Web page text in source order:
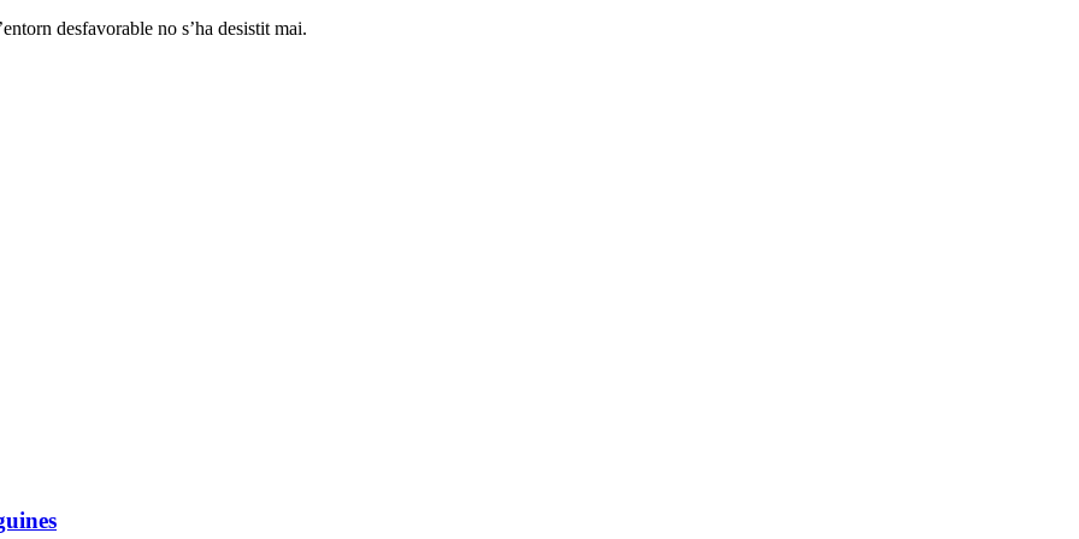
desfavorable no s’ha desistit mai.